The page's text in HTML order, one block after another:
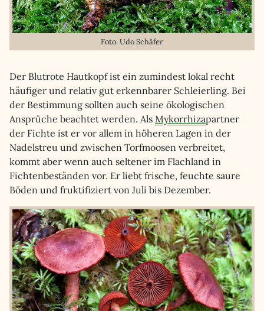
Foto: Udo Schäfer
Der Blutrote Hautkopf ist ein zumindest lokal recht
häufiger und relativ gut erkennbarer Schleierling. Bei
der Bestimmung sollten auch seine ökologischen
Ansprüche beachtet werden. Als Mykorrhizapartner
der Fichte ist er vor allem in höheren Lagen in der
Nadelstreu und zwischen Torfmoosen verbreitet,
kommt aber wenn auch seltener im Flachland in
Fichtenbeständen vor. Er liebt frische, feuchte saure
Böden und fruktifiziert von Juli bis Dezember.